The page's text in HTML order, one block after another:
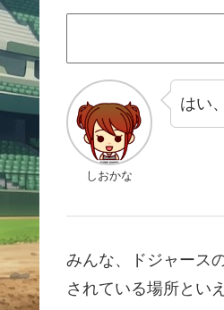
しおかな
はい
みんな、ドジャース
されている場所とい